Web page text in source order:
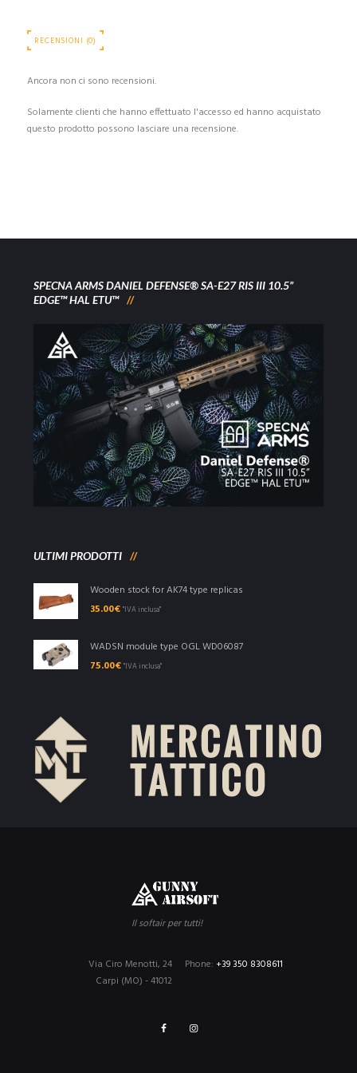
RECENSIONI (0)
Ancora non ci sono recensioni.
Solamente clienti che hanno effettuato l'accesso ed hanno acquistato
questo prodotto possono lasciare una recensione.
SPECNA ARMS DANIEL DEFENSE® SA-E27 RIS III 10.5”
EDGE™ HAL ETU™
ULTIMI PRODOTTI
Wooden stock for AK74 type replicas
35.00€ "IVA inclusa"
WADSN module type OGL WD06087
75.00€ "IVA inclusa"
Il softair per tutti!
Phone: +39 350 8308611
Via Ciro Menotti, 24
Carpi (MO) - 41012